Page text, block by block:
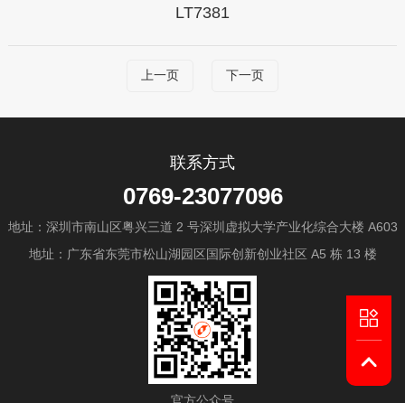
LT7381
上一页 下一页
联系方式
0769-23077096
地址：深圳市南山区粤兴三道 2 号深圳虚拟大学产业化综合大楼 A603
地址：广东省东莞市松山湖园区国际创新创业社区 A5 栋 13 楼